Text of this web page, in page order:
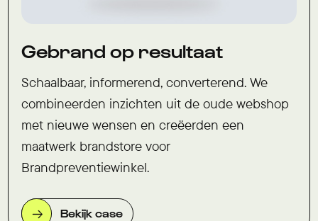
Gebrand op resultaat
Schaalbaar, informerend, converterend. We
combineerden inzichten uit de oude webshop
met nieuwe wensen en creëerden een
maatwerk brandstore voor
Brandpreventiewinkel.
Bekijk case